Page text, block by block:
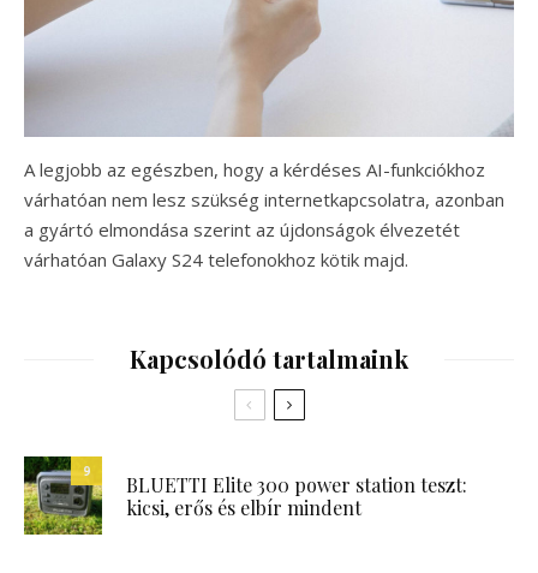
A legjobb az egészben, hogy a kérdéses AI-funkciókhoz
várhatóan nem lesz szükség internetkapcsolatra, azonban
a gyártó elmondása szerint az újdonságok élvezetét
várhatóan Galaxy S24 telefonokhoz kötik majd.
Kapcsolódó tartalmaink
9
BLUETTI Elite 300 power station teszt:
kicsi, erős és elbír mindent